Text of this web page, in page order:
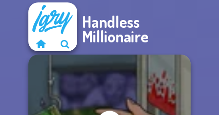
Handless
Millionaire